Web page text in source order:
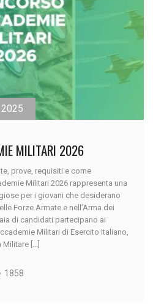
2025
MILITARI 2026
prove, requisiti e come
Militari 2026 rappresenta una
per i giovani che desiderano
Forze Armate e nell’Arma dei
di candidati partecipano ai
Militari di Esercito Italiano,
[...]
1858